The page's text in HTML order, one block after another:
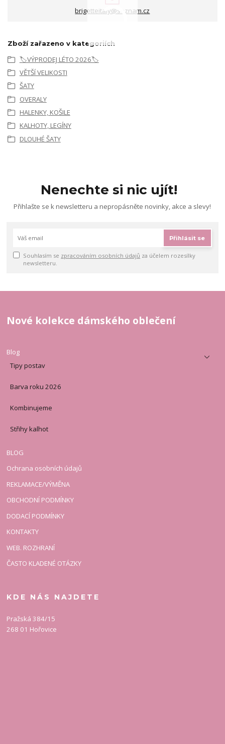
brigetteitaly@seznam.cz
Zboží zařazeno v kategoriích
🏷️VÝPRODEJ LÉTO 2026🏷️
VĚTŠÍ VELIKOSTI
ŠATY
OVERALY
HALENKY, KOŠILE
KALHOTY, LEGÍNY
DLOUHÉ ŠATY
Nenechte si nic ujít!
Přihlašte se k newsletteru a nepropásněte novinky, akce a slevy!
Přihlásit se
Souhlasím se zpracováním osobních údajů za účelem rozesílky
newsletteru.
Nové kolekce dámského oblečení
Blog
Tipy postav
Barva roku 2026
Kombinujeme
Střihy kalhot
BLOG
Ochrana osobních údajů
REKLAMACE/VÝMĚNA
OBCHODNÍ PODMÍNKY
DODACÍ PODMÍNKY
KONTAKTY
WEB. ROZHRANÍ
ČASTO KLADENÉ OTÁZKY
KDE NÁS NAJDETE
Pražská 384/15
268 01 Hořovice